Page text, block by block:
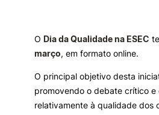
INVESTIGAÇÃO E
Investigação/Intervenção
Bolsas
O Dia da Qualidade na ESEC
março, em formato online.
O principal objetivo desta
promovendo o debate crítico
relativamente à qualidade dos